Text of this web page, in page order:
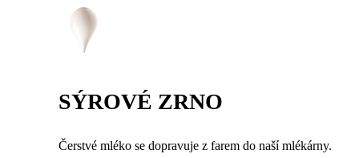
SÝROVÉ ZRNO
Čerstvé mléko se dopravuje z farem do naší mlékárny.